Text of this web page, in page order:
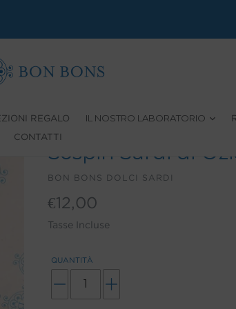
REGALO IL NOSTRO LABORATORIO
CONTATTI
Sospiri Sardi di
VENDITORE
BON BONS DOLCI SARDI
Prezzo
di
listino
€12,00
Tasse Incluse
QUANTITÀ